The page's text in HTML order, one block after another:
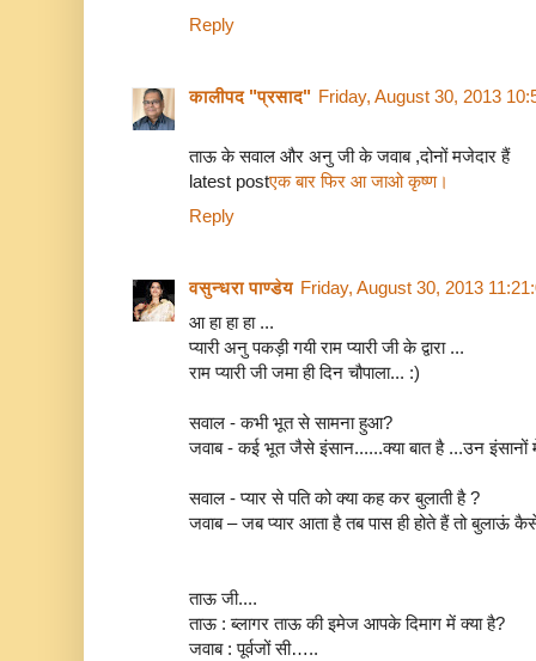
Reply
कालीपद "प्रसाद" Friday, August 30, 2013
ताऊ के सवाल और अनु जी के जवाब ,दोनों मजेदार हैं
latest postएक बार फिर आ जाओ कृष्ण।
Reply
वसुन्धरा पाण्डेय Friday, August 30, 2013
आ हा हा हा ...
प्यारी अनु पकड़ी गयी राम प्यारी जी के द्वारा ...
राम प्यारी जी जमा ही दिन चौपाला... :)
सवाल - कभी भूत से सामना हुआ?
जवाब - कई भूत जैसे इंसान......क्या बात है ...उन
सवाल - प्यार से पति को क्या कह कर बुलाती है ?
जवाब – जब प्यार आता है तब पास ही होते हैं तो बुलाऊं
ताऊ जी....
ताऊ : ब्लागर ताऊ की इमेज आपके दिमाग में क्या है?
जवाब : पूर्वजों सी…..